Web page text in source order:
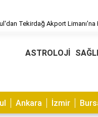
Akport Limanı'na Kaç Km
ASTROLOJİ
Ankara İzmir